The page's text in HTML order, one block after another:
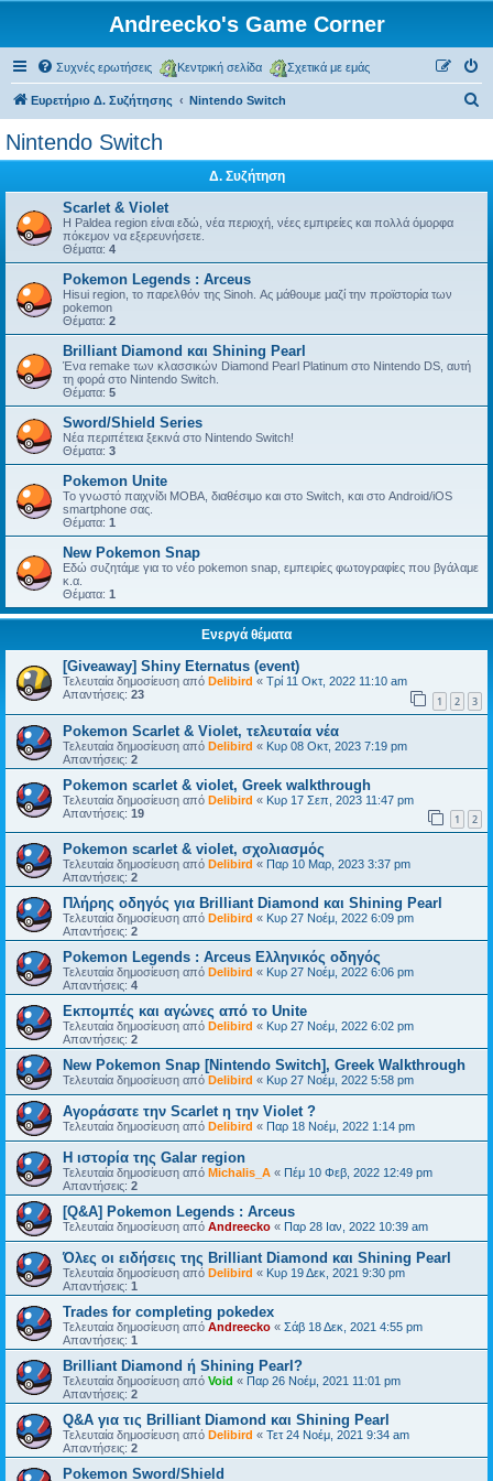
Andreecko's Game Corner
Συχνές ερωτήσεις Κεντρική σελίδα Σχετικά με εμάς
Ευρετήριο Δ. Συζήτησης Nintendo Switch
Nintendo Switch
Δ. Συζήτηση
Scarlet & Violet
Η Paldea region είναι εδώ, νέα περιοχή, νέες εμπιρείες και πολλά όμορφα
πόκεμον να εξερευνήσετε.
Θέματα: 4
Pokemon Legends : Arceus
Hisui region, το παρελθόν της Sinoh. Ας μάθουμε μαζί την προϊστορία των
pokemon
Θέματα: 2
Brilliant Diamond και Shining Pearl
Ένα remake των κλασσικών Diamond Pearl Platinum στο Nintendo DS, αυτή
τη φορά στο Nintendo Switch.
Θέματα: 5
Sword/Shield Series
Νέα περιπέτεια ξεκινά στο Nintendo Switch!
Θέματα: 3
Pokemon Unite
Το γνωστό παιχνίδι MOBA, διαθέσιμο και στο Switch, και στο Android/iOS
smartphone σας.
Θέματα: 1
New Pokemon Snap
Εδώ συζητάμε για το νέο pokemon snap, εμπειρίες φωτογραφίες που βγάλαμε
κ.α.
Θέματα: 1
Ενεργά θέματα
[Giveaway] Shiny Eternatus (event)
Τελευταία δημοσίευση από Delibird « Τρί 11 Οκτ, 2022 11:10 am
Απαντήσεις: 23 1 2 3
Pokemon Scarlet & Violet, τελευταία νέα
Τελευταία δημοσίευση από Delibird « Κυρ 08 Οκτ, 2023 7:19 pm
Απαντήσεις: 2
Pokemon scarlet & violet, Greek walkthrough
Τελευταία δημοσίευση από Delibird « Κυρ 17 Σεπ, 2023 11:47 pm
Απαντήσεις: 19 1 2
Pokemon scarlet & violet, σχολιασμός
Τελευταία δημοσίευση από Delibird « Παρ 10 Μαρ, 2023 3:37 pm
Απαντήσεις: 2
Πλήρης οδηγός για Brilliant Diamond και Shining Pearl
Τελευταία δημοσίευση από Delibird « Κυρ 27 Νοέμ, 2022 6:09 pm
Απαντήσεις: 2
Pokemon Legends : Arceus Ελληνικός οδηγός
Τελευταία δημοσίευση από Delibird « Κυρ 27 Νοέμ, 2022 6:06 pm
Απαντήσεις: 4
Εκπομπές και αγώνες από το Unite
Τελευταία δημοσίευση από Delibird « Κυρ 27 Νοέμ, 2022 6:02 pm
Απαντήσεις: 2
New Pokemon Snap [Nintendo Switch], Greek Walkthrough
Τελευταία δημοσίευση από Delibird « Κυρ 27 Νοέμ, 2022 5:58 pm
Αγοράσατε την Scarlet η την Violet ?
Τελευταία δημοσίευση από Delibird « Παρ 18 Νοέμ, 2022 1:14 pm
Η ιστορία της Galar region
Τελευταία δημοσίευση από Michalis_A « Πέμ 10 Φεβ, 2022 12:49 pm
Απαντήσεις: 2
[Q&A] Pokemon Legends : Arceus
Τελευταία δημοσίευση από Andreecko « Παρ 28 Ιαν, 2022 10:39 am
Όλες οι ειδήσεις της Brilliant Diamond και Shining Pearl
Τελευταία δημοσίευση από Delibird « Κυρ 19 Δεκ, 2021 9:30 pm
Απαντήσεις: 1
Trades for completing pokedex
Τελευταία δημοσίευση από Andreecko « Σάβ 18 Δεκ, 2021 4:55 pm
Απαντήσεις: 1
Brilliant Diamond ή Shining Pearl?
Τελευταία δημοσίευση από Void « Παρ 26 Νοέμ, 2021 11:01 pm
Απαντήσεις: 2
Q&A για τις Brilliant Diamond και Shining Pearl
Τελευταία δημοσίευση από Delibird « Τετ 24 Νοέμ, 2021 9:34 am
Απαντήσεις: 2
Pokemon Sword/Shield